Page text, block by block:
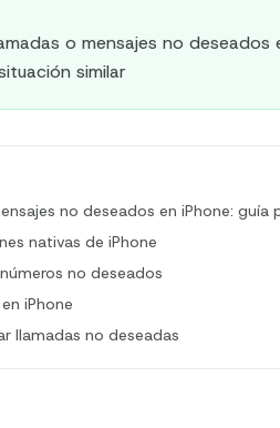
o mensajes no deseados
similar
no deseados en iPhone: guía
nativas de iPhone
no deseados
iPhone
llamadas no deseadas